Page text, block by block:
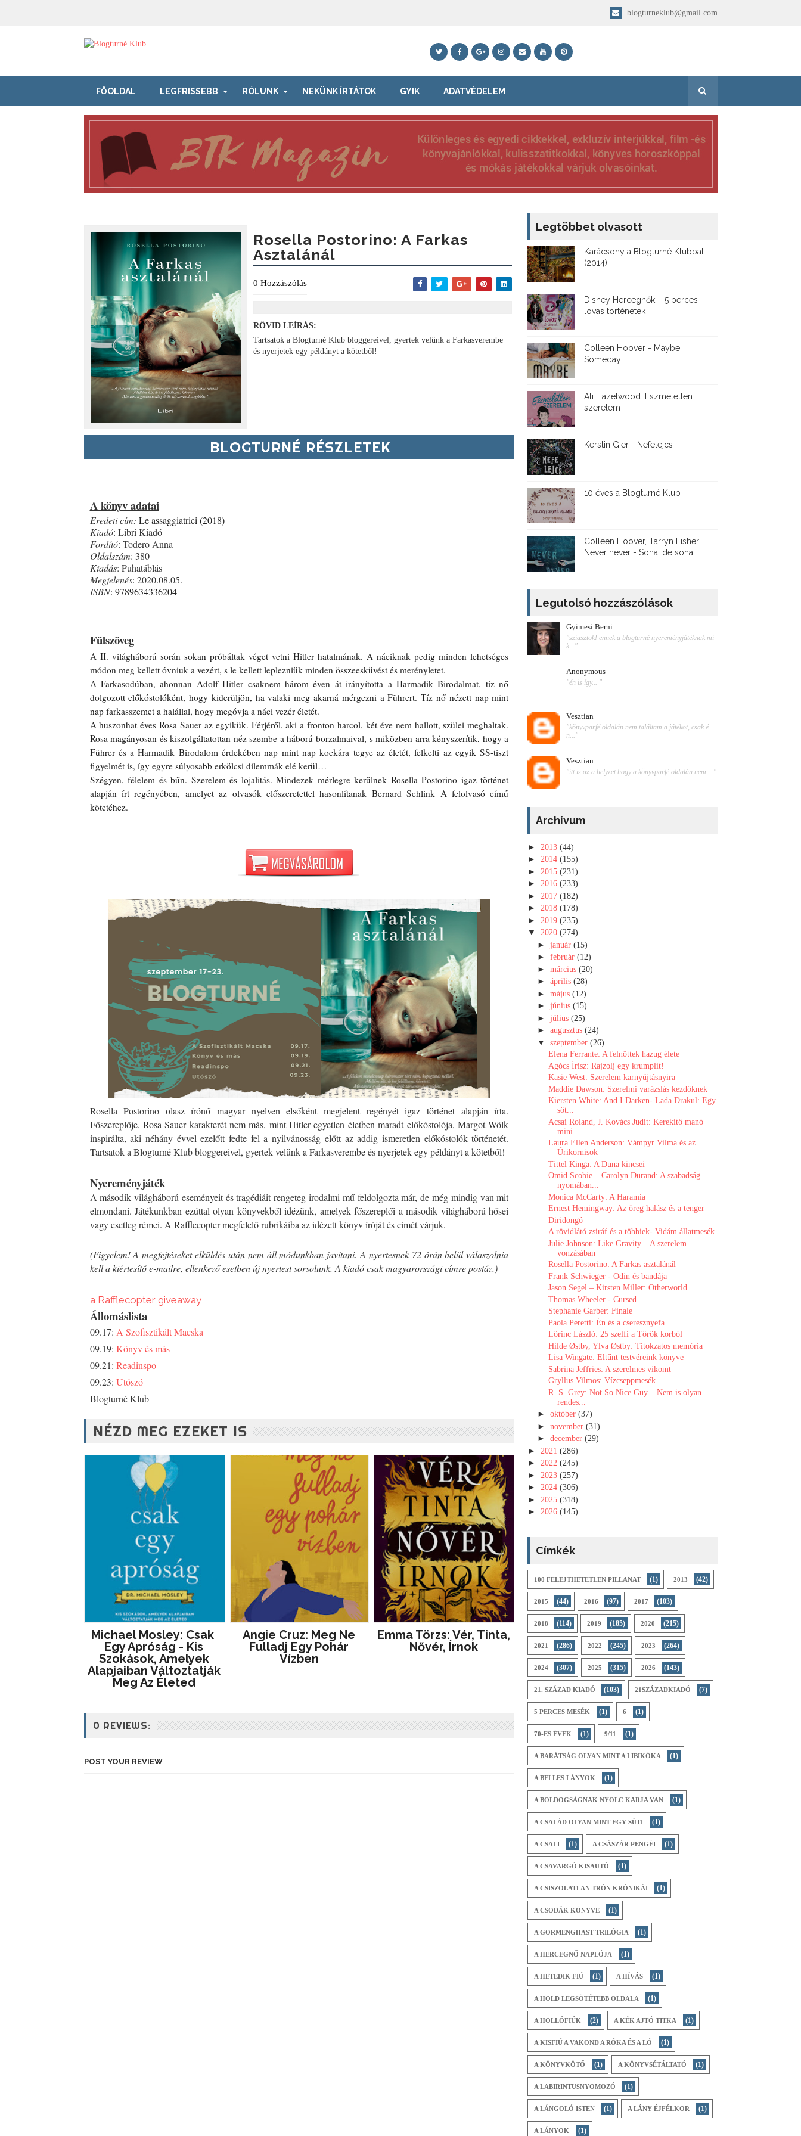
blogturneklub@gmail.com
FŐOLDAL LEGFRISSEBB RÓLUNK NEKÜNK ÍRTÁTOK GYIK ADATVÉDELEM
Rosella Postorino: A Farkas
Asztalánál
0 Hozzászólás
RÖVID LEÍRÁS:
Tartsatok a Blogturné Klub bloggereivel, gyertek velünk a Farkasverembe
és nyerjetek egy példányt a kötetből!
BLOGTURNÉ RÉSZLETEK
A könyv adatai
Eredeti cím: Le assaggiatrici (2018)
Kiadó: Libri Kiadó
Fordító: Todero Anna
Oldalszám: 380
Kiadás: Puhatáblás
Megjelenés: 2020.08.05.
ISBN: 9789634336204
Fülszöveg
A ​II. világháború során sokan próbáltak véget vetni Hitler hatalmának. A náciknak pedig minden lehetséges
módon meg kellett óvniuk a vezért, s le kellett leplezniük minden összeesküvést és merényletet.
A Farkasodúban, ahonnan Adolf Hitler csaknem három éven át irányította a Harmadik Birodalmat, tíz nő
dolgozott előkóstolóként, hogy kiderüljön, ha valaki meg akarná mérgezni a Führert. Tíz nő nézett nap mint
nap farkasszemet a halállal, hogy megóvja a náci vezér életét.
A huszonhat éves Rosa Sauer az egyikük. Férjéről, aki a fronton harcol, két éve nem hallott, szülei meghaltak.
Rosa magányosan és kiszolgáltatottan néz szembe a háború borzalmaival, s miközben arra kényszerítik, hogy a
Führer és a Harmadik Birodalom érdekében nap mint nap kockára tegye az életét, felkelti az egyik SS-tiszt
figyelmét is, így egyre súlyosabb erkölcsi dilemmák elé kerül…
Szégyen, félelem és bűn. Szerelem és lojalitás. Mindezek mérlegre kerülnek Rosella Postorino igaz történet
alapján írt regényében, amelyet az olvasók előszeretettel hasonlítanak Bernard Schlink A felolvasó című
kötetéhez.
Rosella Postorino olasz írónő magyar nyelven elsőként megjelent regényét igaz történet alapján írta.
Főszereplője, Rosa Sauer karakterét nem más, mint Hitler egyetlen életben maradt előkóstolója, Margot Wölk
inspirálta, aki néhány évvel ezelőtt fedte fel a nyilvánosság előtt az addig ismeretlen előkóstolók történetét.
Tartsatok a Blogturné Klub bloggereivel, gyertek velünk a Farkasverembe és nyerjetek egy példányt a kötetből!
Nyereményjáték
A második világháború eseményeit és tragédiáit rengeteg irodalmi mű feldolgozta már, de még mindig van mit
elmondani. Játékunkban ezúttal olyan könyvekből idézünk, amelyek főszereplői a második világháború hősei
vagy esetleg rémei. A Rafflecopter megfelelő rubrikáiba az idézett könyv íróját és címét várjuk.
(Figyelem! A megfejtéseket elküldés után nem áll módunkban javítani. A nyertesnek 72 órán belül válaszolnia
kell a kiértesítő e-mailre, ellenkező esetben új nyertest sorsolunk. A kiadó csak magyarországi címre postáz.)
a Rafflecopter giveaway
Állomáslista
09.17: A Szofisztikált Macska
09.19: Könyv és más
09.21: Readinspo
09.23: Utószó
Blogturné Klub
NÉZD MEG EZEKET IS
Michael Mosley: Csak ​
Egy Apróság - Kis
Szokások, Amelyek
Alapjaiban Változtatják
Meg Az Életed
Angie Cruz: Meg ​ne
Fulladj Egy Pohár
Vízben
Emma Törzs: Vér, Tinta,
Nővér, Írnok
0 REVIEWS:
POST YOUR REVIEW
Legtöbbet olvasott
Karácsony a Blogturné Klubbal
(2014)
Disney ​Hercegnők – 5 perces
lovas történetek
Colleen Hoover - Maybe
Someday
Ali Hazelwood: Eszméletlen
szerelem
Kerstin Gier - Nefelejcs
10 éves a Blogturné Klub
Colleen Hoover, Tarryn Fisher:
Never never - Soha, de soha
Legutolsó hozzászólások
Gyimesi Berni
"sziasztok! ennek a blogturné nyereményjátéknak mi
k..."
Anonymous
"én is így... "
Vesztian
"könyvparfé oldalán nem találtam a játékot, csak é
n..."
Vesztian
"itt is az a helyzet hogy a könyvparfé oldalán nem ..."
Archívum
► 2013 (44)
► 2014 (155)
► 2015 (231)
► 2016 (233)
► 2017 (182)
► 2018 (178)
► 2019 (235)
▼ 2020 (274)
►január(15)
►február(12)
►március(20)
►április(28)
►május(12)
►június(15)
►július(25)
►augusztus(24)
▼ szeptember(26)
Elena Ferrante: A felnőttek hazug élete
Agócs Írisz: Rajzolj egy krumplit!
Kasie West: Szerelem karnyújtásnyira
Maddie Dawson: Szerelmi varázslás kezdőknek
Kiersten White: And I Darken- Lada Drakul: Egy
söt...
Acsai Roland, J. Kovács Judit: Kerekítő manó
mini ...
Laura Ellen Anderson: Vámpyr Vilma és az
Úrikornisok
Tittel Kinga: A Duna kincsei
Omid Scobie – Carolyn Durand: A szabadság
nyomában...
Monica McCarty: A Haramia
Ernest Hemingway: Az öreg halász és a tenger
Diridongó
A ​rövidlátó zsiráf és a többiek- Vidám állatmesék
Julie Johnson: Like Gravity – A szerelem
vonzásában
Rosella Postorino: A Farkas asztalánál
Frank Schwieger - Odin ​és bandája
Jason Segel – Kirsten Miller: Otherworld
Thomas Wheeler - Cursed
Stephanie Garber: Finale
Paola Peretti: Én ​és a cseresznyefa
Lőrinc László: 25 szelfi a Török korból
Hilde Østby, Ylva Østby: Titokzatos memória
Lisa Wingate: Eltűnt testvéreink könyve
Sabrina Jeffries: A ​szerelmes vikomt
Gryllus Vilmos: Vízcseppmesék
R. S. Grey: Not ​So Nice Guy – Nem is olyan
rendes...
►október(37)
►november(31)
►december(29)
► 2021 (286)
► 2022 (245)
► 2023 (257)
► 2024 (306)
► 2025 (318)
► 2026 (145)
Címkék
100 FELEJTHETETLEN PILLANAT (1) 2013 (42)
2015 (44) 2016 (97) 2017 (103)
2018 (114) 2019 (185) 2020 (215)
2021 (286) 2022 (245) 2023 (264)
2024 (307) 2025 (315) 2026 (143)
21. SZÁZAD KIADÓ (103) 21SZÁZADKIADÓ (7)
5 PERCES MESÉK (1) 6 (1)
70-ES ÉVEK (1) 9/11 (1)
A BARÁTSÁG OLYAN MINT A LIBIKÓKA (1)
A BELLES LÁNYOK (1)
A BOLDOGSÁGNAK NYOLC KARJA VAN (1)
A CSALÁD OLYAN MINT EGY SÜTI (1)
A CSALI (1) A CSÁSZÁR PENGÉI (1)
A CSAVARGÓ KISAUTÓ (1)
A CSISZOLATLAN TRÓN KRÓNIKÁI (1)
A CSODÁK KÖNYVE (1)
A GORMENGHAST-TRILÓGIA (1)
A HERCEGNŐ NAPLÓJA (1)
A HETEDIK FIÚ (1) A HÍVÁS (1)
A HOLD LEGSÖTÉTEBB OLDALA (1)
A HOLLÓFIÚK (2) A KÉK AJTÓ TITKA (1)
A KISFIÚ A VAKOND A RÓKA ÉS A LÓ (1)
A KÖNYVKÖTŐ (1) A KÖNYVSÉTÁLTATÓ (1)
A LABIRINTUSNYOMOZÓ (1)
A LÁNGOLÓ ISTEN (1) A LÁNY ÉJFÉLKOR (1)
A LÁNYOK (1)